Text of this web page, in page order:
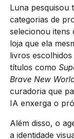
Luna pesquisou
categorias de
selecionou itens
loja que ela
livros
títulos como
Brave New
curadoria que
IA enxerga o
Além disso, o
a identidade